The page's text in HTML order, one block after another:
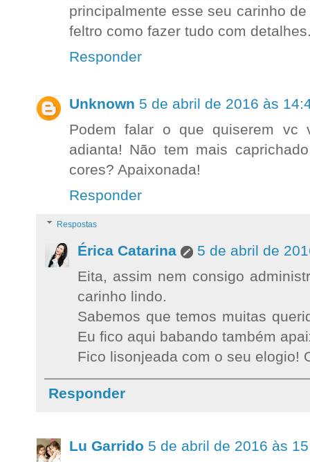
principalmente esse seu carinho
feltro como fazer tudo com
Responder
Unknown 5 de abril de 2016 às
Podem falar o que quiserem
adianta! Não tem mais
cores? Apaixonada!
Responder
Respostas
Érica Catarina
5 de abril de
Eita, assim nem consigo
carinho lindo.
Sabemos que temos muitas
Eu fico aqui babando também
Fico lisonjeada com o seu elogio!
Responder
Lu Garrido 5 de abril de 2016 às